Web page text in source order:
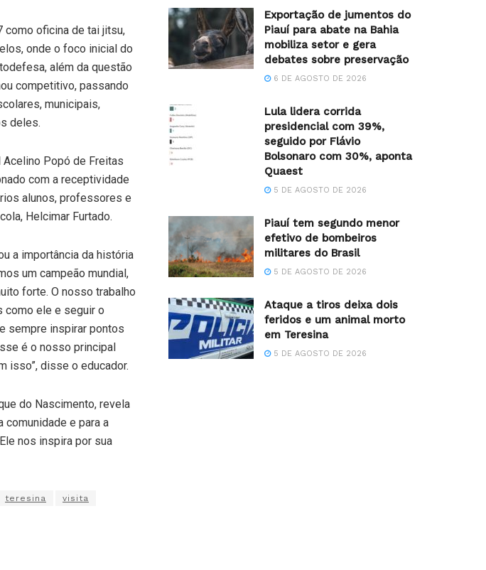
como oficina de tai jitsu,
onde o foco inicial do
além da questão
competitivo, passando
municipais,
deles.
Acelino Popó de Freitas
com a receptividade
alunos, professores e
Helcimar Furtado.
a importância da história
um campeão mundial,
forte. O nosso trabalho
como ele e seguir o
sempre inspirar pontos
é o nosso principal
isso”, disse o educador.
do Nascimento, revela
comunidade e para a
nos inspira por sua
teresina visita
Exportação de jumentos do
Piauí para abate na Bahia
mobiliza setor e gera
debates sobre preservação
6 DE AGOSTO DE 2026
Lula lidera corrida
presidencial com 39%,
seguido por Flávio
Bolsonaro com 30%, aponta
Quaest
5 DE AGOSTO DE 2026
Piauí tem segundo menor
efetivo de bombeiros
militares do Brasil
5 DE AGOSTO DE 2026
Ataque a tiros deixa dois
feridos e um animal morto
em Teresina
5 DE AGOSTO DE 2026